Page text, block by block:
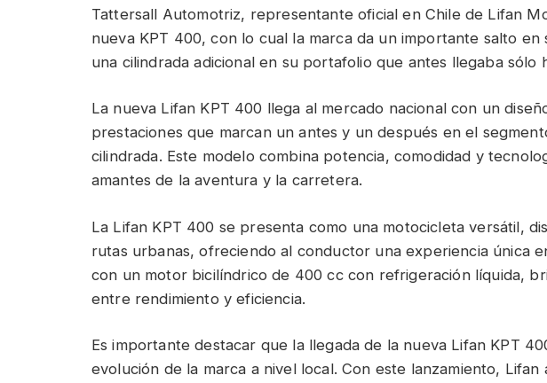
Tattersall Automotriz, representante oficial en Chile de Lifan
nueva KPT 400, con lo cual la marca da un importante salto
una cilindrada adicional en su portafolio que antes llegaba sólo
La nueva Lifan KPT 400 llega al mercado nacional con un
prestaciones que marcan un antes y un después en el
cilindrada. Este modelo combina potencia, comodidad y
amantes de la aventura y la carretera.
La Lifan KPT 400 se presenta como una motocicleta versátil,
rutas urbanas, ofreciendo al conductor una experiencia única
con un motor bicilíndrico de 400 cc con refrigeración líquida,
entre rendimiento y eficiencia.
Es importante destacar que la llegada de la nueva Lifan KPT
evolución de la marca a nivel local. Con este lanzamiento,